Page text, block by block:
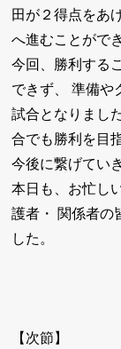
田が２得点をあ
へ進むことがで
今回、勝利する
できず、 準備や
試合となりまし
合でも勝利を目
今後に繋げてい
本日も、お忙し
護者・ 関係者の
した。
【次節】